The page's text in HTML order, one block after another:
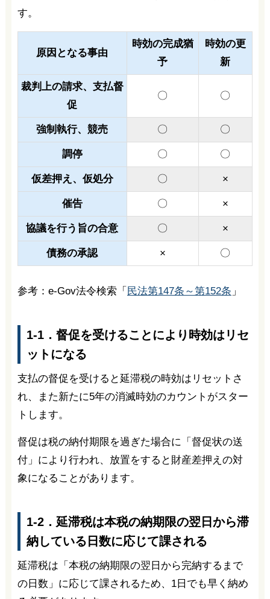
す。
原因となる事由
時効の完成猶
予
時効の更
新
裁判上の請求、支払督
促
〇 〇
強制執行、競売 〇 〇
調停 〇 〇
仮差押え、仮処分 〇 ×
催告 〇 ×
協議を行う旨の合意 〇 ×
債務の承認 × 〇
参考：e-Gov法令検索「 民法第147条～第152条 」
1-1．督促を受けることにより時効はリセ
ットになる
支払の督促を受けると延滞税の時効はリセットさ
れ、また新たに5年の消滅時効のカウントがスター
トします。
督促は税の納付期限を過ぎた場合に「督促状の送
付」により行われ、放置をすると財産差押えの対
象になることがあります。
1-2．延滞税は本税の納期限の翌日から滞
納している日数に応じて課される
延滞税は「本税の納期限の翌日から完納するまで
の日数」に応じて課されるため、1日でも早く納め